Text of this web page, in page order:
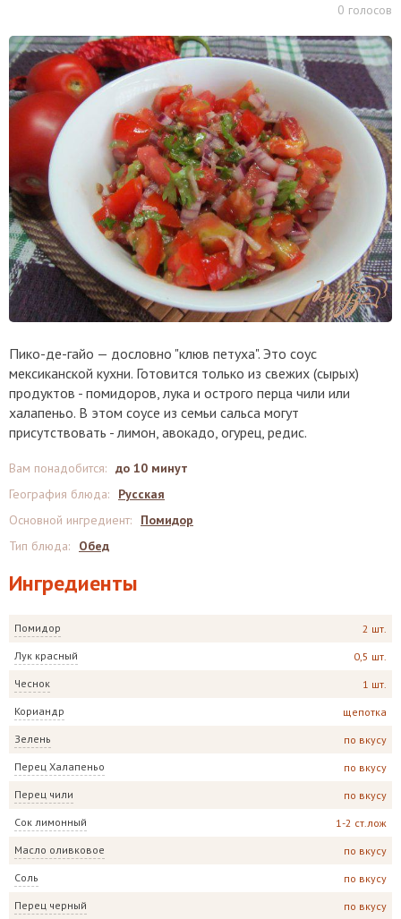
0 голосов
Пико-де-гайо — дословно "клюв петуха". Это соус
мексиканской кухни. Готовится только из свежих (сырых)
продуктов - помидоров, лука и острого перца чили или
халапеньо. В этом соусе из семьи сальса могут
присутствовать - лимон, авокадо, огурец, редис.
Ингредиенты
Помидор 2 шт.
Лук красный 0,5 шт.
Чеснок 1 шт.
Кориандр щепотка
Зелень по вкусу
Перец Халапеньо по вкусу
Перец чили по вкусу
Сок лимонный 1-2 ст.лож
Масло оливковое по вкусу
Соль по вкусу
Перец черный по вкусу
Вам понадобится: до 10 минут
География блюда:
Русская
Основной ингредиент:
Помидор
Тип блюда: Обед